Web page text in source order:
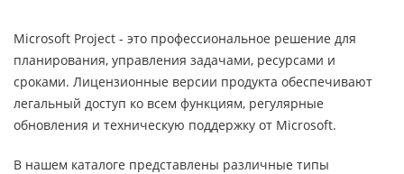
Microsoft Project - это профессиональное решение для
планирования, управления задачами, ресурсами и
сроками. Лицензионные версии продукта обеспечивают
легальный доступ ко всем функциям, регулярные
обновления и техническую поддержку от Microsoft.
В нашем каталоге представлены различные типы